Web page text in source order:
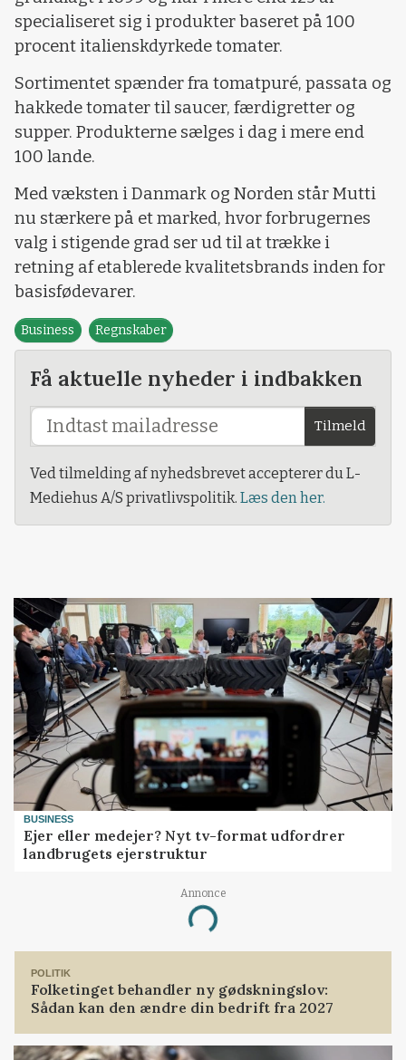
specialiseret sig i produkter baseret på 100
procent italienskdyrkede tomater.
Sortimentet spænder fra tomatpuré, passata og
hakkede tomater til saucer, færdigretter og
supper. Produkterne sælges i dag i mere end
100 lande.
Med væksten i Danmark og Norden står Mutti
nu stærkere på et marked, hvor forbrugernes
valg i stigende grad ser ud til at trække i
retning af etablerede kvalitetsbrands inden for
basisfødevarer.
Business Regnskaber
Få aktuelle nyheder i indbakken
Tilmeld
Ved tilmelding af nyhedsbrevet accepterer du L-
Mediehus A/S privatlivspolitik. Læs den her.
BUSINESS
Ejer eller medejer? Nyt tv-format udfordrer
landbrugets ejerstruktur
Annonce
Loading...
POLITIK
Folketinget behandler ny gødskningslov:
Sådan kan den ændre din bedrift fra 2027